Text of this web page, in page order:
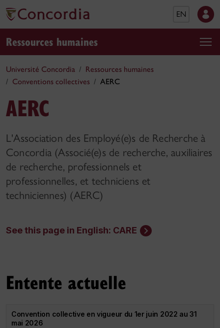
EN
Ressources humaines
Université Concordia
Ressources humaines
Conventions collectives
AERC
AERC
L'Association des Employé(e)s de Recherche à
Concordia (Associé(e)s de recherche, auxiliaires
de recherche, professionnels et
professionnelles, et techniciens et
techniciennes) (AERC)
See this page in English: CARE
Entente actuelle
Convention collective en vigueur du 1er juin 2022 au 31
mai 2026